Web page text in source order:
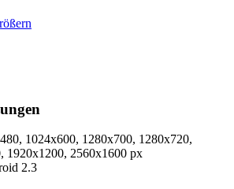
1024x600, 1280x700, 1280x720,
1920x1200, 2560x1600 px
2.3